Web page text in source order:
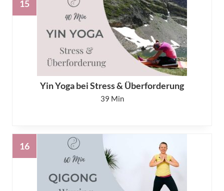
Yin Yoga bei Stress & Überforderung
39